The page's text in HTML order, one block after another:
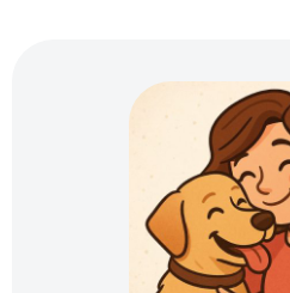
Mon Compte